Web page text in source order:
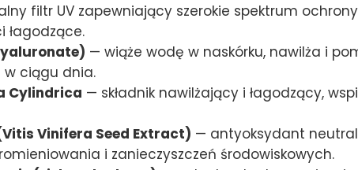
filtr UV zapewniający szerokie spektrum
łagodzące.
— wiąże wodę w naskórku, nawilża i
ciągu dnia.
Cylindrica — składnik nawilżający i łagodzący,
Vinifera Seed Extract) — antyoksydant
i zanieczyszczeń środowiskowych.